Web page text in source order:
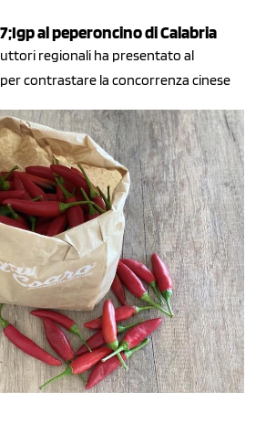
al peperoncino di Calabria
regionali ha presentato al
contrastare la concorrenza cinese